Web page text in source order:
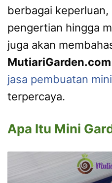
berbagai keperluan,
pengertian hingga
juga akan
MutiariGarden.com
jasa pembuatan
terpercaya.
Apa Itu Mini